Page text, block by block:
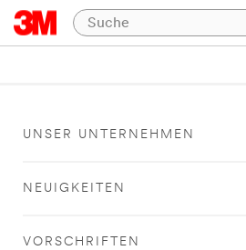
UNSER UNTERNEHMEN
NEUIGKEITEN
VORSCHRIFTEN